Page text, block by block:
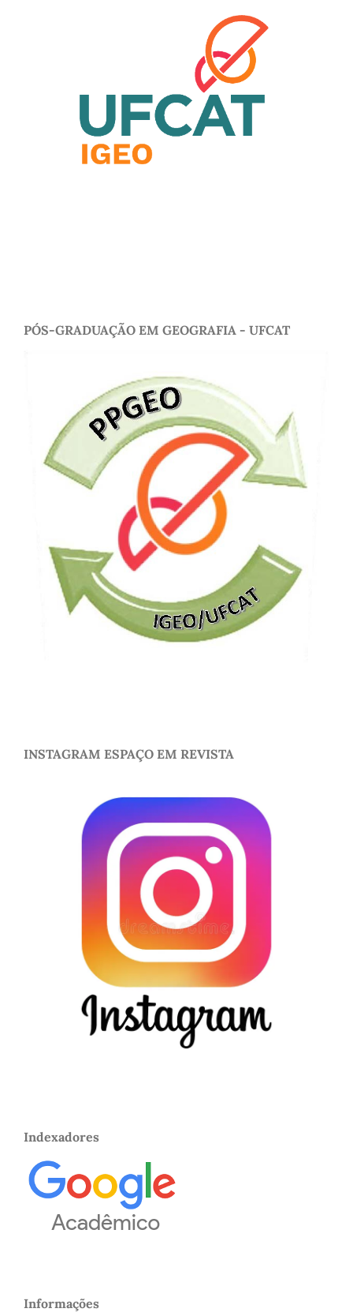
PÓS-GRADUAÇÃO EM GEOGRAFIA - UFCAT
INSTAGRAM ESPAÇO EM REVISTA
Indexadores
Informações